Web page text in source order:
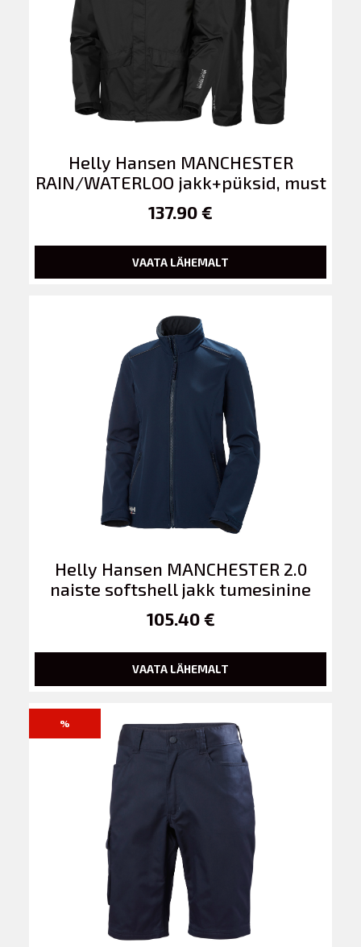
Helly Hansen MANCHESTER
RAIN/WATERLOO jakk+püksid, must
137.90 €
VAATA LÄHEMALT
Helly Hansen MANCHESTER 2.0
naiste softshell jakk tumesinine
105.40 €
VAATA LÄHEMALT
%